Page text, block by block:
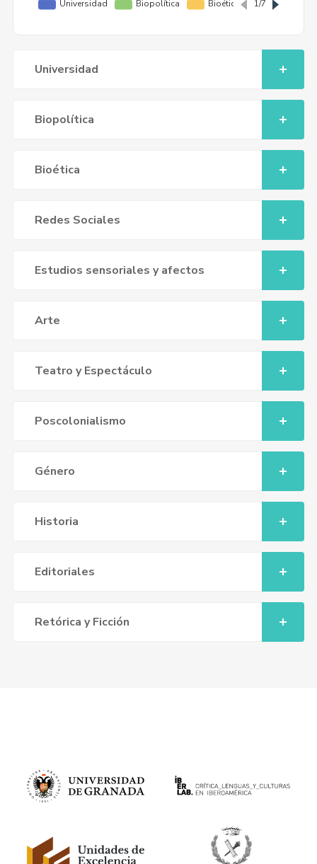
Universidad
Biopolítica
Bioética
Redes Sociales
Estudios sensoriales y afectos
Arte
Teatro y Espectáculo
Poscolonialismo
Género
Historia
Editoriales
Retórica y Ficción